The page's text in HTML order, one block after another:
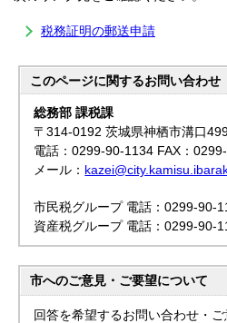
税務証明の郵送申請
このページに関するお問い合わせ
総務部 課税課
〒314-0192 茨城県神栖市溝口
電話：0299-90-1134 FAX：
メール：
市民税グループ 電話：0299-90-
資産税グループ 電話：0299-90-
市へのご意見・ご要望について
回答を希望するお問い合わせ・